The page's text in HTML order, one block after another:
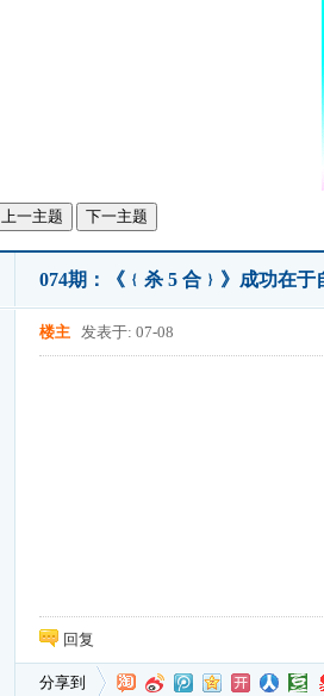
上一主题 下一主题
074期：《﹛杀 5 合﹜》成功在于
楼主 发表于: 07-08
回复
分享到